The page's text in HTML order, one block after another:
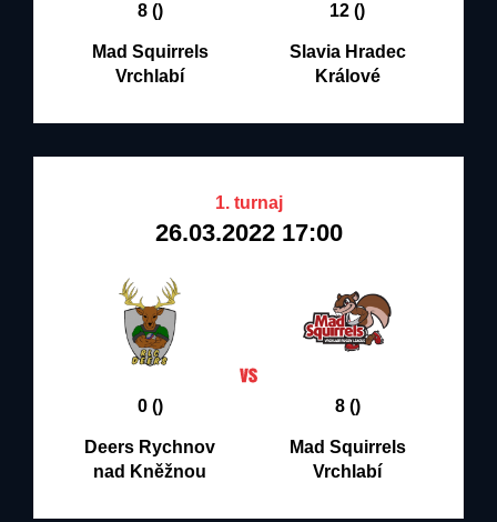
8 ()
Mad Squirrels
Vrchlabí
12 ()
Slavia Hradec
Králové
1. turnaj
26.03.2022 17:00
0 ()
Deers Rychnov
nad Kněžnou
8 ()
Mad Squirrels
Vrchlabí